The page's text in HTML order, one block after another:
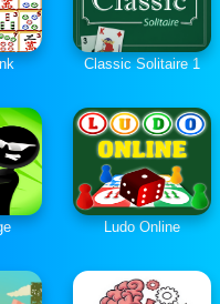
Classic Solitaire 1
Ludo Online